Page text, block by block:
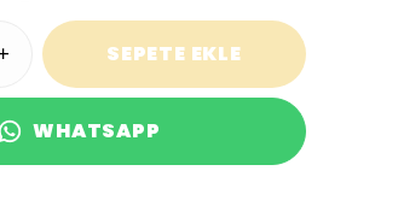
SEPETE EKLE
WHATSAPP